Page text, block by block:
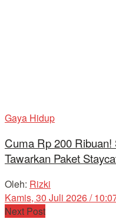
Gaya Hidup
Cuma Rp 200
Tawarkan Paket
Oleh: Rizki
Kamis, 30 Juli 2026 /
Next Post